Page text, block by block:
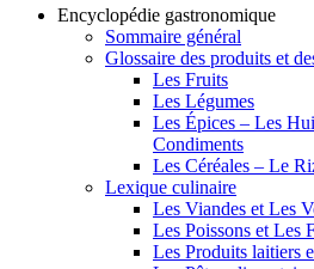
Encyclopédie gastronomique
Sommaire général
Glossaire des produits et
Les Fruits
Les Légumes
Les Épices – Les
Condiments
Les Céréales – Le
Lexique culinaire
Les Viandes et Les
Les Poissons et Les
Les Produits laitiers